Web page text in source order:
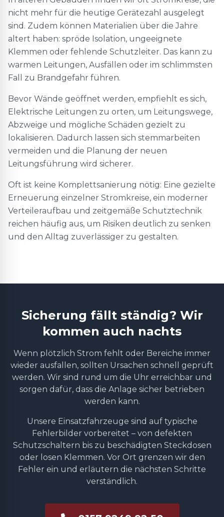
nicht mehr für die heutige Gerätezahl ausgelegt
sind. Zudem können Materialien über die Jahre
altert haben: spröde Isolation, ungeeignete
Klemmen oder fehlende Schutzleiter. Das kann zu
warmen Leitungen, Ausfällen oder im schlimmsten
Fall zu Brandgefahr führen.
Bevor Wände geöffnet werden, empfiehlt es sich,
Elektrische Leitungen zu orten, um Leitungswege,
Abzweige und mögliche Schäden gezielt zu
lokalisieren. Dadurch lassen sich stemmarbeiten
vermeiden und die Planung der neuen
Leitungsführung wird sicherer.
Oft ist keine Komplettsanierung nötig: Eine gezielte
Erneuerung einzelner Stromkreise, ein moderner
Verteileraufbau und zeitgemäße Schutztechnik
reichen häufig aus, um Risiken deutlich zu senken
und den Alltag zuverlässiger zu gestalten.
Sicherung fällt ständig? Wir
kommen auch nachts
Wenn plötzlich Strom fehlt oder Bereiche immer
wieder ausfallen, sollten Ursachen schnell geprüft
werden. Wir sind rund um die Uhr erreichbar und
sorgen dafür, dass die Anlage sicher betrieben
werden kann.
Unsere Einsatzfahrzeuge sind auf typische
Fehlerbilder vorbereitet – von defekten
Schutzschaltern bis zu beschädigten Steckdosen
oder losen Klemmen. Vor Ort grenzen wir den
Fehler ein und erläutern die nächsten Schritte
verständlich.